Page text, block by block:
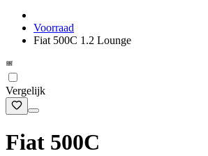
Voorraad
Fiat 500C 1.2 Lounge
Vergelijk
Fiat 500C